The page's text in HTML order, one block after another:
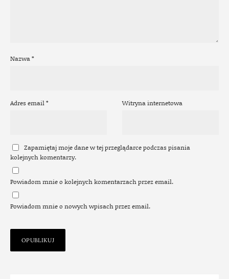
Nazwa*
Adres email* Witryna internetowa
Zapamiętaj moje dane w tej przeglądarce podczas pisania
kolejnych komentarzy.
Powiadom mnie o kolejnych komentarzach przez email.
Powiadom mnie o nowych wpisach przez email.